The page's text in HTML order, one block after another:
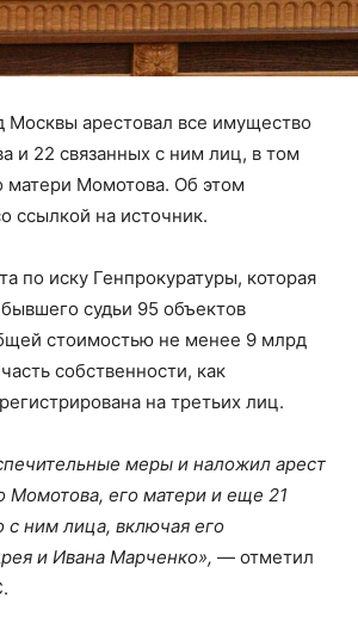
Москвы арестовал все имущество
и 22 связанных с ним лиц, в том
матери Момотова. Об этом
ссылкой на источник.
по иску Генпрокуратуры, которая
судьи 95 объектов
стоимостью не менее 9 млрд
собственности, как
на третьих лиц.
меры и наложил арест
Момотова, его матери и еще 21
с ним лица, включая его
и Ивана Марченко», — отметил